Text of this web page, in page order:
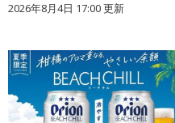
2026年8月4日 17:00更新